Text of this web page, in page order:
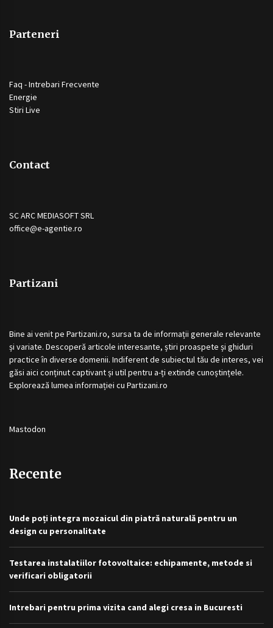
Parteneri
Faq - Intrebari Frecvente
Energie
Stiri Live
Contact
SC ARC MEDIASOFT SRL
office@e-agentie.ro
Partizani
Bine ai venit pe Partizani.ro, sursa ta de informații generale relevante
și variate. Descoperă articole interesante, știri proaspete și ghiduri
practice în diverse domenii. Indiferent de subiectul tău de interes, vei
găsi aici conținut captivant și util pentru a-ți extinde cunoștințele.
Explorează lumea informației cu Partizani.ro
Mastodon
Recente
Unde poți integra mozaicul din piatră naturală pentru un
design cu personalitate
Testarea instalatiilor fotovoltaice: echipamente, metode si
verificari obligatorii
Intrebari pentru prima vizita cand alegi cresa in Bucuresti